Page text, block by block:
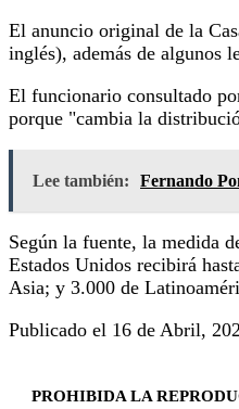
El anuncio original de la
inglés), además de algunos
El funcionario consultado
porque "cambia la
Lee también: Fernando
Según la fuente, la medida
Estados Unidos recibirá
Asia; y 3.000 de
Publicado el 16 de Abril,
PROHIBIDA LA